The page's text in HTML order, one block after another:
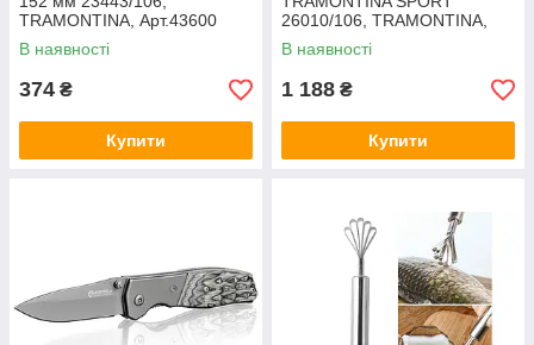
TRAMONTINA, Арт.43600
В наявності
374 ₴
Купити
26010/106, TRAMONTINA,
Арт.43618
В наявності
1 188 ₴
Купити